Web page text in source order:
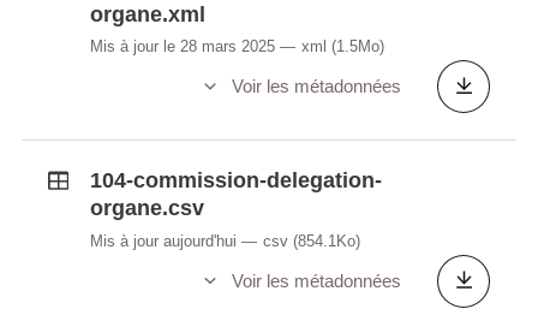
organe.xml
Mis à jour le 28 mars 2025 xml (1.5Mo)
Voir les métadonnées
104-commission-delegation-
organe.csv
Mis à jour aujourd'hui csv (854.1Ko)
Voir les métadonnées